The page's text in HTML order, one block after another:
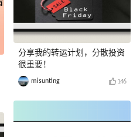
分享我的转运计划，分散投资
很重要！
misunting 146